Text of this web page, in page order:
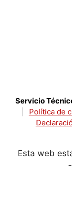
Servicio
Política de
Esta web